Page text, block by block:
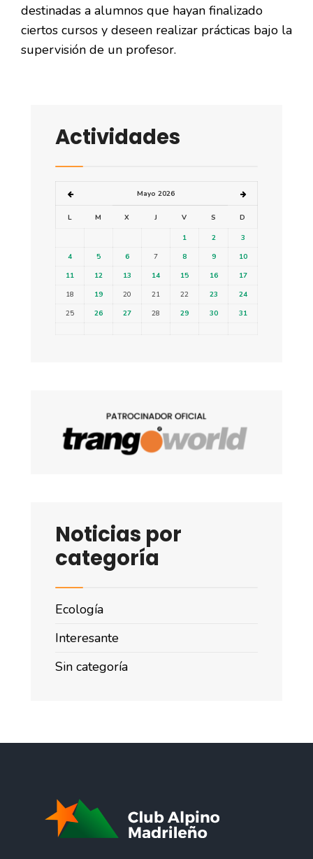
destinadas a alumnos que hayan finalizado
ciertos cursos y deseen realizar prácticas bajo la
supervisión de un profesor.
Actividades
Mayo 2026
L M X J V S D
1 2
3
4
5 6 7 8 9
10
11
12 13 14 15 16
17
18
19 20 21 22 23
24
25
26 27 28 29 30 31
Noticias por
categoría
Ecología
Interesante
Sin categoría